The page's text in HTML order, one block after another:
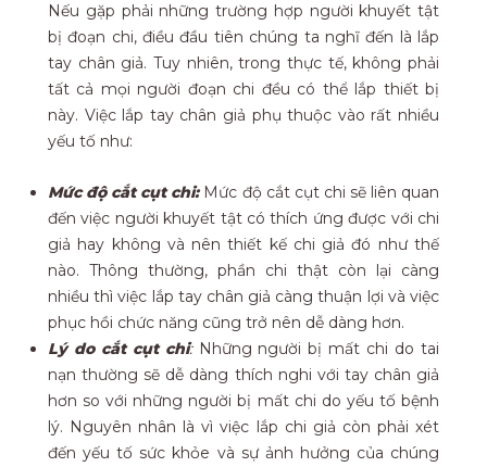
Nếu gặp phải những trường hợp người khuyết tật
bị đoạn chi, điều đầu tiên chúng ta nghĩ đến là lắp
tay chân giả. Tuy nhiên, trong thực tế, không phải
tất cả mọi người đoạn chi đều có thể lắp thiết bị
này. Việc lắp tay chân giả phụ thuộc vào rất nhiều
yếu tố như:
Mức độ cắt cụt chi:Mức độ cắt cụt chi sẽ liên quan
đến việc người khuyết tật có thích ứng được với chi
giả hay không và nên thiết kế chi giả đó như thế
nào. Thông thường, phần chi thật còn lại càng
nhiều thì việc lắp tay chân giả càng thuận lợi và việc
phục hồi chức năng cũng trở nên dễ dàng hơn.
Lý do cắt cụt chi: Những người bị mất chi do tai
nạn thường sẽ dễ dàng thích nghi với tay chân giả
hơn so với những người bị mất chi do yếu tố bệnh
lý. Nguyên nhân là vì việc lắp chi giả còn phải xét
đến yếu tố sức khỏe và sự ảnh hưởng của chúng